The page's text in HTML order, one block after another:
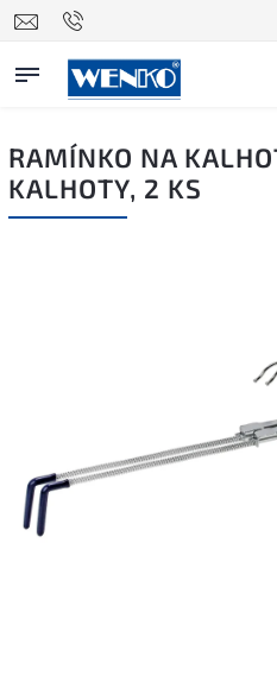
RAMÍNKO NA
KALHOTY, 2 KS